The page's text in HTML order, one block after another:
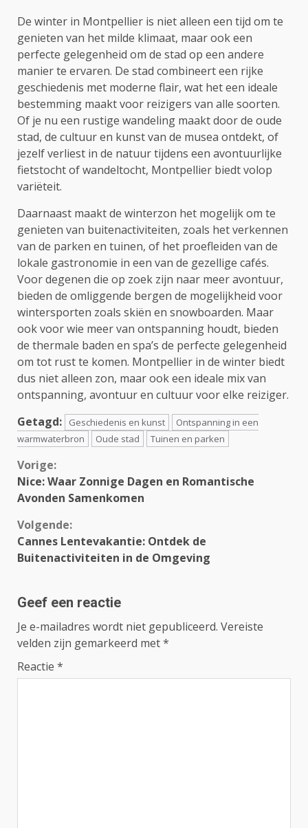
De winter in Montpellier is niet alleen een tijd om te
genieten van het milde klimaat, maar ook een
perfecte gelegenheid om de stad op een andere
manier te ervaren. De stad combineert een rijke
geschiedenis met moderne flair, wat het een ideale
bestemming maakt voor reizigers van alle soorten.
Of je nu een rustige wandeling maakt door de oude
stad, de cultuur en kunst van de musea ontdekt, of
jezelf verliest in de natuur tijdens een avontuurlijke
fietstocht of wandeltocht, Montpellier biedt volop
variëteit.
Daarnaast maakt de winterzon het mogelijk om te
genieten van buitenactiviteiten, zoals het verkennen
van de parken en tuinen, of het proefleiden van de
lokale gastronomie in een van de gezellige cafés.
Voor degenen die op zoek zijn naar meer avontuur,
bieden de omliggende bergen de mogelijkheid voor
wintersporten zoals skiën en snowboarden. Maar
ook voor wie meer van ontspanning houdt, bieden
de thermale baden en spa’s de perfecte gelegenheid
om tot rust te komen. Montpellier in de winter biedt
dus niet alleen zon, maar ook een ideale mix van
ontspanning, avontuur en cultuur voor elke reiziger.
Getagd:
Geschiedenis en kunst
Ontspanning in een
warmwaterbron
Oude stad Tuinen en parken
Continue
Reading
Vorige:
Nice: Waar Zonnige Dagen en Romantische
Avonden Samenkomen
Volgende:
Cannes Lentevakantie: Ontdek de
Buitenactiviteiten in de Omgeving
Geef een reactie
Je e-mailadres wordt niet gepubliceerd. Vereiste
velden zijn gemarkeerd met*
Reactie *